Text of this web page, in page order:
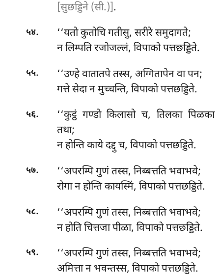
[सुछड्डिने (सी.)].
५४.
‘‘यतो कुतोचि गतीसु, सरीरे समुदागते;
न लिम्पति रजोजल्लं, विपाको पत्तछड्डिते.
५५.
‘‘उण्हे वातातपे तस्स, अग्गितापेन वा पन;
गत्ते सेदा न मुच्चन्ति, विपाको पत्तछड्डिते.
५६.
‘‘कुट्ठं गण्डो किलासो च, तिलका पिळका
तथा;
न होन्ति काये दद्दु च, विपाको पत्तछड्डिते.
५७.
‘‘अपरम्पि गुणं तस्स, निब्बत्तति भवाभवे;
रोगा न होन्ति कायस्मिं, विपाको पत्तछड्डिते.
५८.
‘‘अपरम्पि गुणं तस्स, निब्बत्तति भवाभवे;
न होति चित्तजा पीळा, विपाको पत्तछड्डिते.
५९.
‘‘अपरम्पि गुणं तस्स, निब्बत्तति भवाभवे;
अमित्ता न भवन्तस्स, विपाको पत्तछड्डिते.